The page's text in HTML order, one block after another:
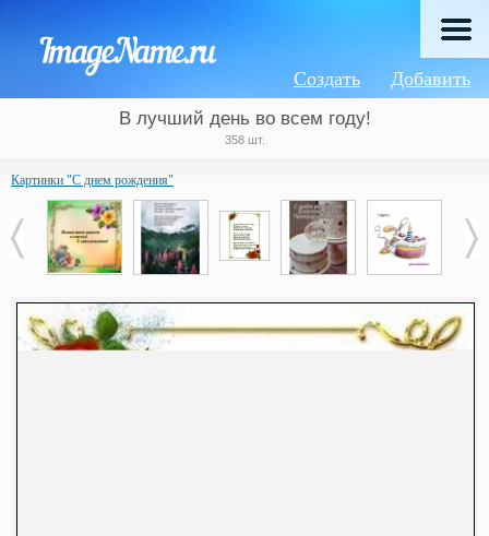
Добавить
Создать
В лучший день во всем году!
358 шт.
Картинки "С днем рождения"